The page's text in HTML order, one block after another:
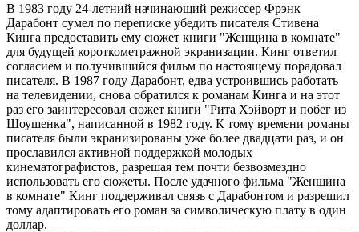
В 1983 году 24-летний начинающий режиссер Фрэнк
Дарабонт сумел по переписке убедить писателя Стивена
Кинга предоставить ему сюжет книги "Женщина в комнате"
для будущей короткометражной экранизации. Кинг ответил
согласием и получившийся фильм по настоящему порадовал
писателя. В 1987 году Дарабонт, едва устроившись работать
на телевидении, снова обратился к романам Кинга и на этот
раз его заинтересовал сюжет книги "Рита Хэйворт и побег из
Шоушенка", написанной в 1982 году. К тому времени романы
писателя были экранизированы уже более двадцати раз, и он
прославился активной поддержкой молодых
кинематографистов, разрешая тем почти безвозмездно
использовать его сюжеты. После удачного фильма "Женщина
в комнате" Кинг поддерживал связь с Дарабонтом и разрешил
тому адаптировать его роман за символическую плату в один
доллар.